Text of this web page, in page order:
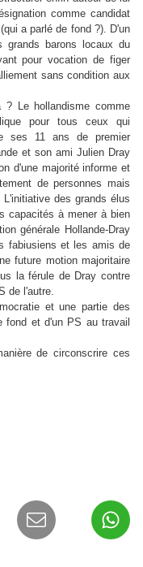
comme candidat
a parlé de fond ?). D'un
barons locaux du
pour vocation de figer
sans condition aux
Le hollandisme comme
pour tous ceux qui
ses 11 ans de premier
et son ami Julien Dray
d'une majorité informe et
de personnes mais
des grands élus
capacités à mener à bien
générale Hollande-Dray
fabiusiens et les amis de
future motion majoritaire
la férule de Dray contre
de l'autre.
et une partie des
fond et d'un PS au travail
de circonscrire ces